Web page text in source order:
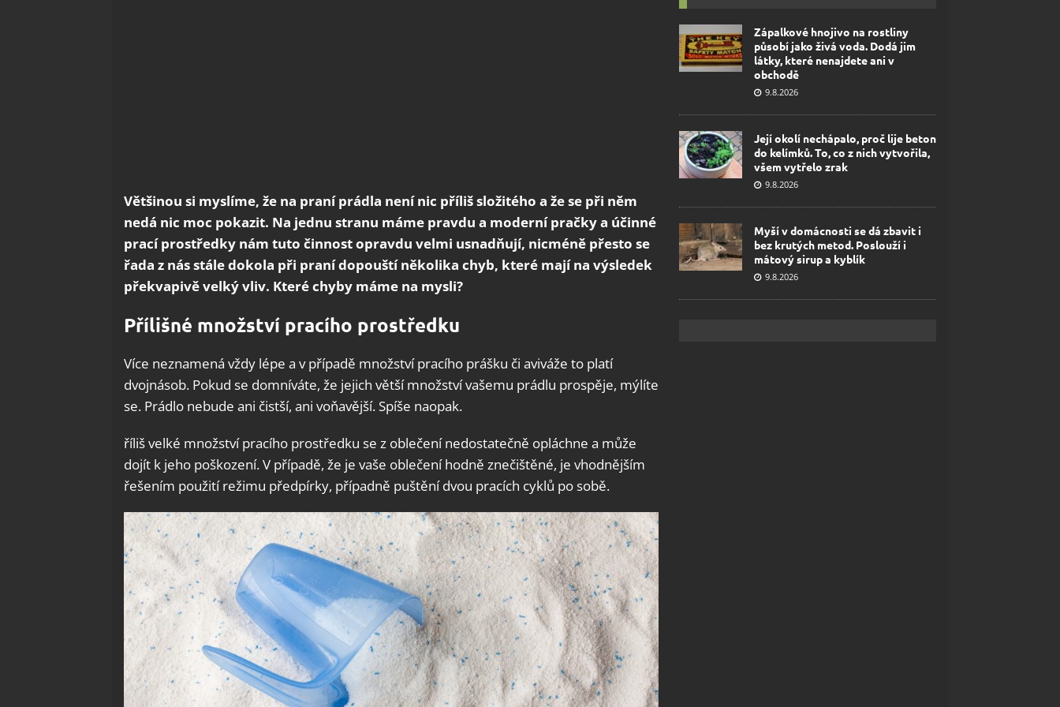
Většinou si myslíme, že na praní prádla není nic příliš složitého a že se při něm
nedá nic moc pokazit. Na jednu stranu máme pravdu a moderní pračky a účinné
prací prostředky nám tuto činnost opravdu velmi usnadňují, nicméně přesto se
řada z nás stále dokola při praní dopouští několika chyb, které mají na výsledek
překvapivě velký vliv. Které chyby máme na mysli?
Přílišné množství pracího prostředku
Více neznamená vždy lépe a v případě množství pracího prášku či aviváže to platí
dvojnásob. Pokud se domníváte, že jejich větší množství vašemu prádlu prospěje, mýlíte
se. Prádlo nebude ani čistší, ani voňavější. Spíše naopak.
říliš velké množství pracího prostředku se z oblečení nedostatečně opláchne a může
dojít k jeho poškození. V případě, že je vaše oblečení hodně znečištěné, je vhodnějším
řešením použití režimu předpírky, případně puštění dvou pracích cyklů po sobě.
Zápalkové hnojivo na rostliny
působí jako živá voda. Dodá jim
látky, které nenajdete ani v
obchodě
9.8.2026
Její okolí nechápalo, proč lije beton
do kelímků. To, co z nich vytvořila,
všem vytřelo zrak
9.8.2026
Myší v domácnosti se dá zbavit i
bez krutých metod. Poslouží i
mátový sirup a kyblík
9.8.2026